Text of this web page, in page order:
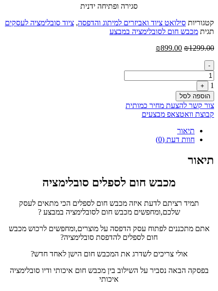
סגירה ופתיחה ידנית
קטגוריות סילואט ציוד ואביזרים למיתוג והדפסה, ציוד סובלימציה לעסקים
תגית מכבש חום לסובלימציה במבצע
₪1299.00
המחיר
₪1299.00.
₪899.00
₪899.00.
Quantity
-
1
+
הוספה לסל
צור קשר להצעת מחיר כמותית
קבוצת וואטצאפ מבצעים
תיאור
חוות דעת (0)
תיאור
מכבש חום לספלים סובלימציה
תמיד רציתם לדעת איזה מכבש חום לספלים הכי מתאים לעסק
שלכם,ומחפשים מכבש חום לסובלימציה במבצע ?
אתם מתכננים לפתוח עסק הדפסה על מוצרים,ומחפשים לרכוש מכבש
חום לספלים להדפסת סובלימציה?
אולי צריכים לשדרג את המכבש חום הישן לאחד חדש?
בפסקה הבאה נסביר על השילוב בין מכבש חום איכותי ודיו סובלימציה
איכותי